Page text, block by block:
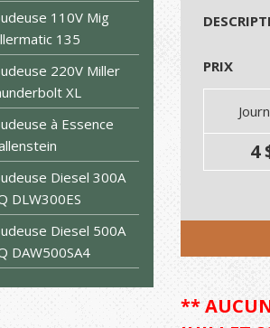
110V Mig
135
220V Miller
XL
à Essence
Diesel 300A
DLW300ES
Diesel 500A
DAW500SA4
PRIX
4
**